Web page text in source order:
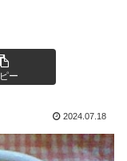
ー
2024.07.18